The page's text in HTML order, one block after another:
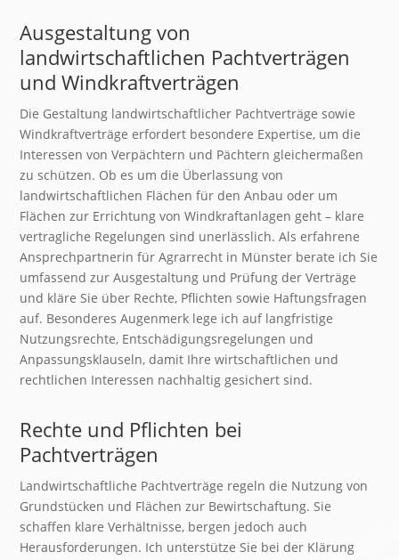
Ausgestaltung von
landwirtschaftlichen Pachtverträgen
und Windkraftverträgen
Die Gestaltung landwirtschaftlicher Pachtverträge sowie
Windkraftverträge erfordert besondere Expertise, um die
Interessen von Verpächtern und Pächtern gleichermaßen
zu schützen. Ob es um die Überlassung von
landwirtschaftlichen Flächen für den Anbau oder um
Flächen zur Errichtung von Windkraftanlagen geht – klare
vertragliche Regelungen sind unerlässlich. Als erfahrene
Ansprechpartnerin für Agrarrecht in Münster berate ich Sie
umfassend zur Ausgestaltung und Prüfung der Verträge
und kläre Sie über Rechte, Pflichten sowie Haftungsfragen
auf. Besonderes Augenmerk lege ich auf langfristige
Nutzungsrechte, Entschädigungsregelungen und
Anpassungsklauseln, damit Ihre wirtschaftlichen und
rechtlichen Interessen nachhaltig gesichert sind.
Rechte und Pflichten bei
Pachtverträgen
Landwirtschaftliche Pachtverträge regeln die Nutzung von
Grundstücken und Flächen zur Bewirtschaftung. Sie
schaffen klare Verhältnisse, bergen jedoch auch
Herausforderungen. Ich unterstütze Sie bei der Klärung